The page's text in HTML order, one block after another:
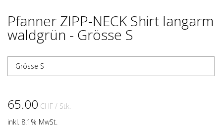
Pfanner ZIPP-NECK Shirt langarm
waldgrün - Grösse S
Grösse S
65.00 CHF / Stk.
inkl. 8.1% MwSt.